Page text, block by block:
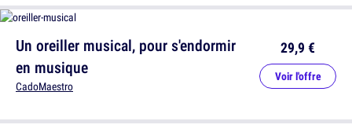
Un oreiller musical, pour s'endormir
en musique
CadoMaestro
29,9 €
Voir l'offre